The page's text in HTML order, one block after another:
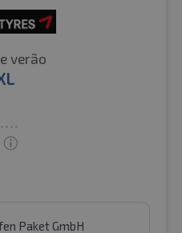
verão
Paket GmbH